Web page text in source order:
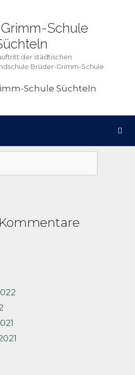
Schule
der städtischen
Brüder-Grimm-Schule